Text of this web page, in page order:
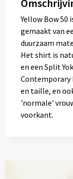
Yellow Bow 50
gemaakt van
duurzaam
Het shirt is
en een Split
Contemporary
en taille, en
'normale'
voorkant.